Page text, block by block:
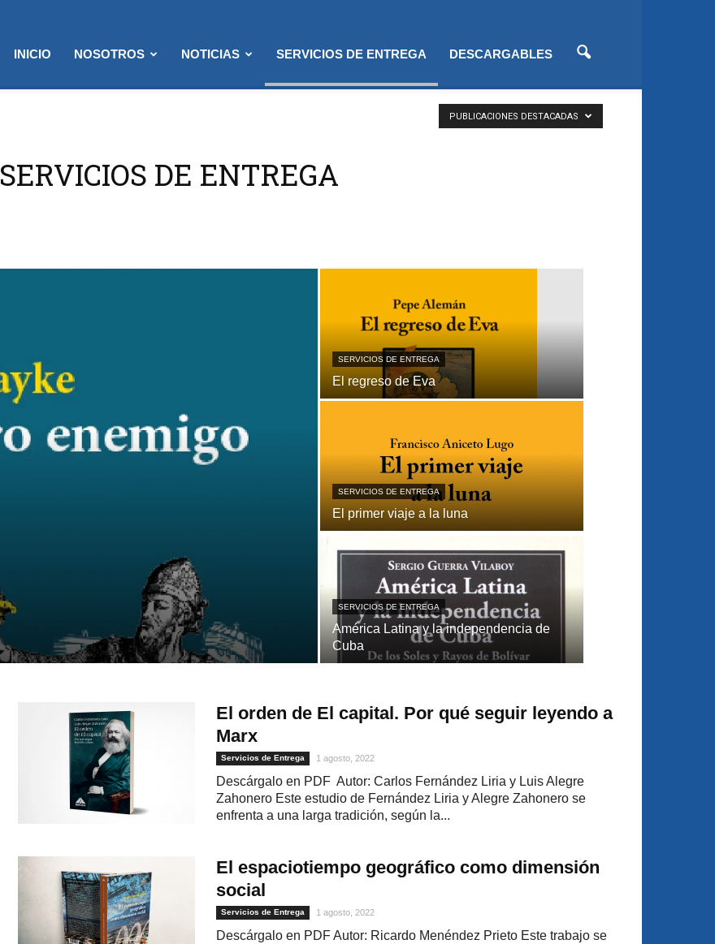
INICIO NOSOTROS NOTICIAS SERVICIOS DE ENTREGA DESCARGABLES
SERVICIOS DE ENTREGA
PUBLICACIONES DESTACADAS
SERVICIOS DE ENTREGA
El regreso de Eva
SERVICIOS DE ENTREGA
El primer viaje a la luna
SERVICIOS DE ENTREGA
América Latina y la independencia de
Cuba
El orden de El capital. Por qué seguir leyendo a
Marx
Servicios de Entrega 1 agosto, 2022
Descárgalo en PDF Autor: Carlos Fernández Liria y Luis Alegre
Zahonero Este estudio de Fernández Liria y Alegre Zahonero se
enfrenta a una larga tradición, según la...
El espaciotiempo geográfico como dimensión
social
Servicios de Entrega 1 agosto, 2022
Descárgalo en PDF Autor: Ricardo Menéndez Prieto Este trabajo se